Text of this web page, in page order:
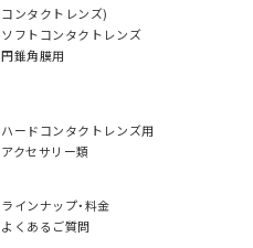
コンタクトレンズ)
ソフトコンタクトレンズ
円錐角膜用
ハードコンタクトレンズ用
アクセサリー類
ラインナップ・料金
よくあるご質問